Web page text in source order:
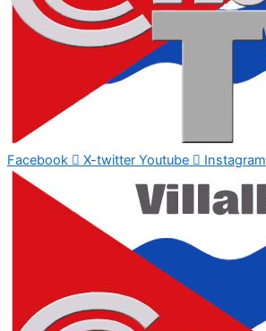
Facebook X-twitter Youtube Instagram